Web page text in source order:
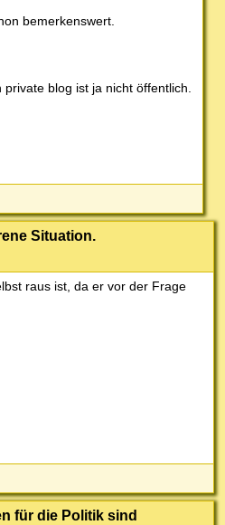
bemerkenswert.
blog ist ja nicht öffentlich.
Situation.
raus ist, da er vor der Frage
für die Politik sind